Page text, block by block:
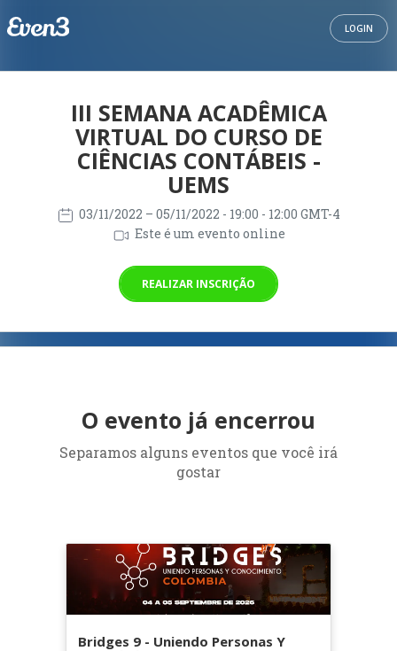
LOGIN
III SEMANA ACADÊMICA
VIRTUAL DO CURSO DE
CIÊNCIAS CONTÁBEIS -
UEMS
03/11/2022 – 05/11/2022 - 19:00 - 12:00 GMT-4
Este é um evento online
REALIZAR INSCRIÇÃO
O evento já encerrou
Separamos alguns eventos que você irá
gostar
Bridges 9 - Uniendo Personas Y